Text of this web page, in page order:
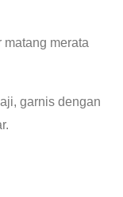
matang merata
garnis dengan